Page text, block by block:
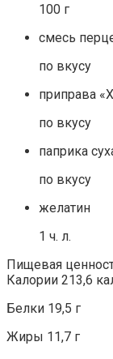
100 г
смесь
по вкусу
приправа
по вкусу
паприка
по вкусу
желатин
1 ч. л.
Пищевая
Калории 213,6
Белки 19,5 г
Жиры 11,7 г